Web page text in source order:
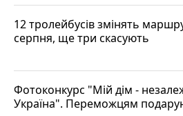
12 тролейбусів змінять
серпня, ще три скасують
Фотоконкурс "Мій дім -
Україна". Переможцям